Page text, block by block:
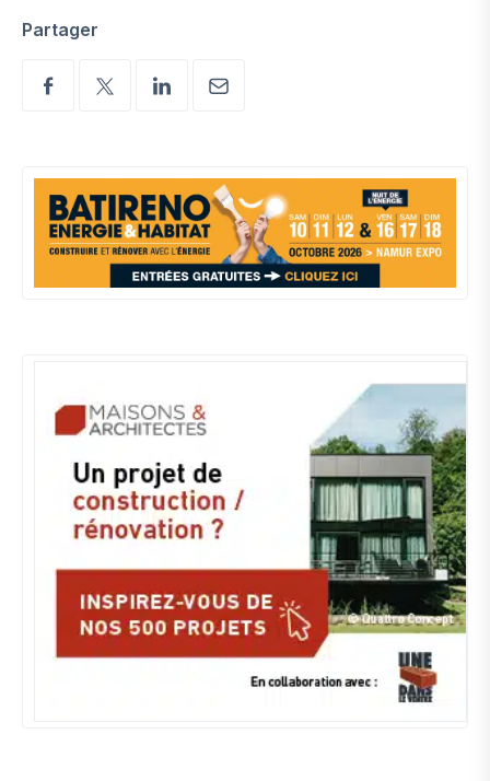
Partager